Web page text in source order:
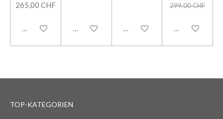
265,00 CHF
In den WarenkorbIn den WarenkorbIn den Warenkorb
299,00 CHF
In den
TOP-KATEGORIEN